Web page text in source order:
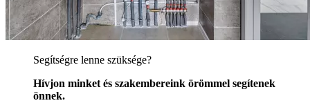
Segítségre lenne szüksége?
Hívjon minket és szakembereink örömmel segítenek
önnek.